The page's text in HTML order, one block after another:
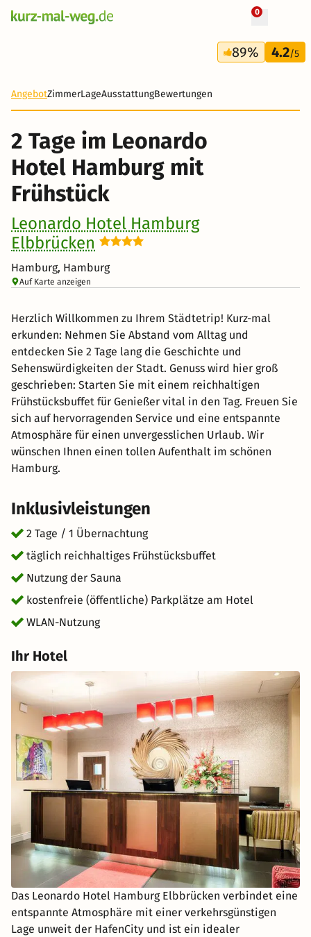
0
2 Tage
60 €
89% 4.2/5
AngebotZimmerLageAusstattungBewertungen
2 Tage im Leonardo
Hotel Hamburg mit
Frühstück
Leonardo Hotel Hamburg
Elbbrücken
Hamburg, Hamburg
Auf Karte anzeigen
Herzlich Willkommen zu Ihrem Städtetrip! Kurz-mal
erkunden: Nehmen Sie Abstand vom Alltag und
entdecken Sie 2 Tage lang die Geschichte und
Sehenswürdigkeiten der Stadt. Genuss wird hier groß
geschrieben: Starten Sie mit einem reichhaltigen
Frühstücksbuffet für Genießer vital in den Tag. Freuen Sie
sich auf hervorragenden Service und eine entspannte
Atmosphäre für einen unvergesslichen Urlaub. Wir
wünschen Ihnen einen tollen Aufenthalt im schönen
Hamburg.
Inklusivleistungen
2 Tage / 1 Übernachtung
täglich reichhaltiges Frühstücksbuffet
Nutzung der Sauna
kostenfreie (öffentliche) Parkplätze am Hotel
WLAN-Nutzung
Ihr Hotel
Das Leonardo Hotel Hamburg Elbbrücken verbindet eine
entspannte Atmosphäre mit einer verkehrsgünstigen
Lage unweit der HafenCity und ist ein idealer